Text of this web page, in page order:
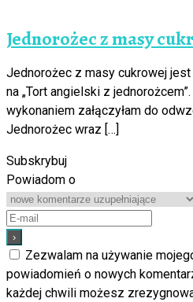
Jednorożec z masy
Jednorożec z masy cukrowej
na „Tort angielski z
wykonaniem załączyłam do
Jednorożec wraz […]
Subskrybuj
Powiadom o
Zezwalam na używanie
powiadomień o nowych
każdej chwili możesz